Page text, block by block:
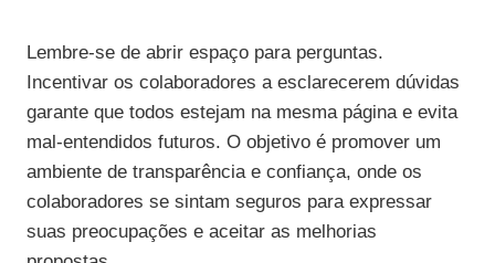
Lembre-se de abrir espaço para perguntas.
Incentivar os colaboradores a esclarecerem dúvidas
garante que todos estejam na mesma página e evita
mal-entendidos futuros. O objetivo é promover um
ambiente de transparência e confiança, onde os
colaboradores se sintam seguros para expressar
suas preocupações e aceitar as melhorias